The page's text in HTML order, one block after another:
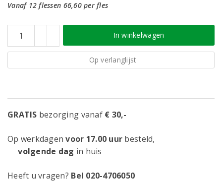
Vanaf 12 flessen 66,60 per fles
In winkelwagen
Op verlanglijst
GRATIS bezorging vanaf € 30,-
Op werkdagenvoor 17.00 uur besteld,
volgende dag in huis
Heeft u vragen? Bel 020-4706050